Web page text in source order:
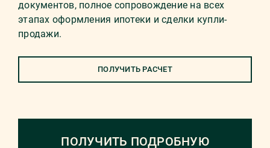
документов, полное сопровождение на всех
этапах оформления ипотеки и сделки купли-
продажи.
ПОЛУЧИТЬ РАСЧЕТ
ПОЛУЧИТЬ ПОДРОБНУЮ